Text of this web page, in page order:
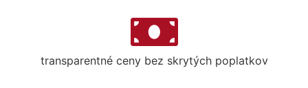
transparentné ceny bez skrytých poplatkov